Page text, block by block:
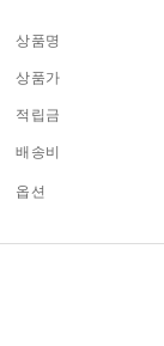
상품명
상품가
적립금
배송비
옵션